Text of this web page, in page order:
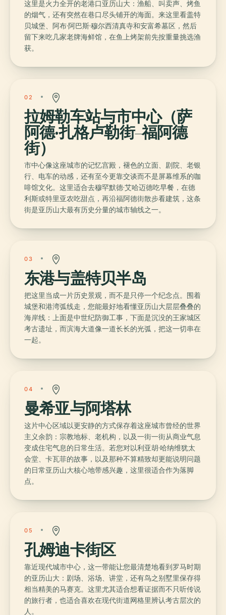
这里是火力全开的老港口亚历山大：渔船、叫卖声、烤鱼
的烟气，还有突然在巷口尽头铺开的海面。来这里看盖特
贝城堡、阿布·阿巴斯·穆尔西清真寺和安富希墓区，然后
留下来吃几家老牌海鲜馆，在鱼上烤架前先按重量挑选渔
获。
02
拉姆勒车站与市中心（萨
阿德·扎格卢勒街–福阿德
街）
市中心像这座城市的记忆宫殿，褪色的立面、剧院、老银
行、电车的动感，还有至今更靠交谈而不是屏幕维系的咖
啡馆文化。这里适合去穆罕默德·艾哈迈德吃早餐，在德
利斯或特里亚农吃甜点，再沿福阿德街散步看建筑，这条
街是亚历山大最有历史分量的城市轴线之一。
03
东港与盖特贝半岛
把这里当成一片历史景观，而不是只停一个纪念点。围着
城堡和港湾弧线走，您能最好地看懂亚历山大层层叠叠的
海岸线：上面是中世纪防御工事，下面是沉没的王家城区
考古遗址，而滨海大道像一道长长的光弧，把这一切串在
一起。
04
曼希亚与阿塔林
这片中心区域以更安静的方式保存着这座城市曾经的世界
主义余韵：宗教地标、老机构，以及一街一街从商业气息
变成住宅气息的日常生活。若您对以利亚胡·哈纳维犹太
会堂、卡瓦菲的故事，以及那种不算精致却更能说明问题
的日常亚历山大核心地带感兴趣，这里很适合作为落脚
点。
05
孔姆迪卡街区
靠近现代城市中心，这一带能让您最清楚地看到罗马时期
的亚历山大：剧场、浴场、讲堂，还有鸟之别墅里保存得
相当精美的马赛克。这里尤其适合想看证据而不只听传说
的旅行者，也适合喜欢在现代街道网格里辨认考古层次的
人。